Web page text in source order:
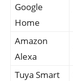
Google
Home
Amazon
Alexa
Tuya Smart